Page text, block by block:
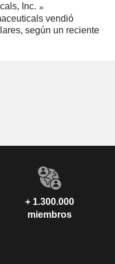
Inc.
vendió
según un reciente
+ 1.300.000
miembros